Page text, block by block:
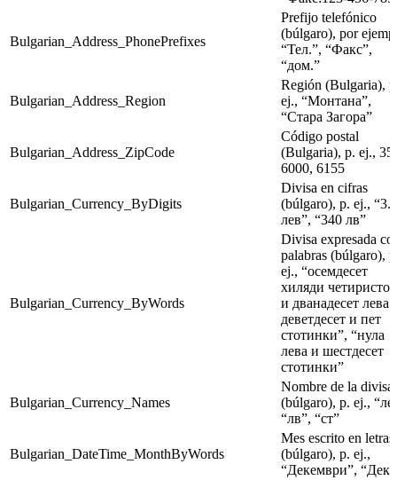
Bulgarian_Address_PhonePrefixes
Prefijo telefónico
(búlgaro), por
“Тел.”, “Факс”,
“дом.”
Bulgarian_Address_Region
Región (Bulgaria),
ej., “Монтана”,
“Стара Загора”
Bulgarian_Address_ZipCode
Código postal
(Bulgaria), p. ej.,
6000, 6155
Bulgarian_Currency_ByDigits
Divisa en cifras
(búlgaro), p. ej.,
лев”, “340 лв”
Bulgarian_Currency_ByWords
Divisa expresada
palabras (búlgaro),
ej., “осемдесет
хиляди
и дванадесет лева
деветдесет и пет
стотинки”, “нула
лева и шестдесет
стотинки”
Bulgarian_Currency_Names
Nombre de la divisa
(búlgaro), p. ej.,
“лв”, “ст”
Bulgarian_DateTime_MonthByWords
Mes escrito en letras
(búlgaro), p. ej.,
“Декември”, “Дек”